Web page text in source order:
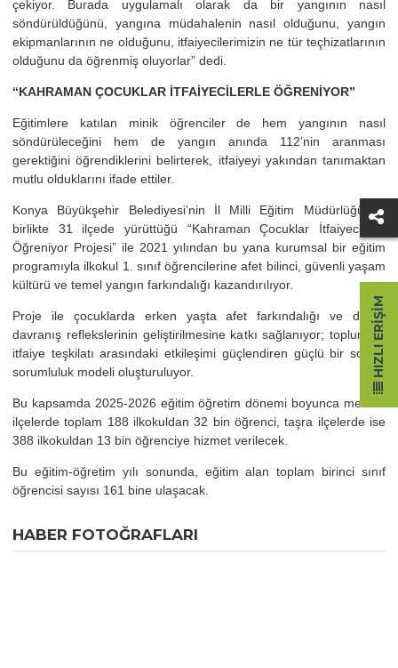
çekiyor. Burada uygulamalı olarak da bir yangının nasıl
söndürüldüğünü, yangına müdahalenin nasıl olduğunu, yangın
ekipmanlarının ne olduğunu, itfaiyecilerimizin ne tür teçhizatlarının
olduğunu da öğrenmiş oluyorlar” dedi.
“KAHRAMAN ÇOCUKLAR İTFAİYECİLERLE ÖĞRENİYOR”
Eğitimlere katılan minik öğrenciler de hem yangının nasıl
söndürüleceğini hem de yangın anında 112’nin aranması
gerektiğini öğrendiklerini belirterek, itfaiyeyi yakından tanımaktan
mutlu olduklarını ifade ettiler.
Konya Büyükşehir Belediyesi’nin İl Milli Eğitim Müdürlüğü ile
birlikte 31 ilçede yürüttüğü “Kahraman Çocuklar İtfaiyecilerle
Öğreniyor Projesi” ile 2021 yılından bu yana kurumsal bir eğitim
programıyla ilkokul 1. sınıf öğrencilerine afet bilinci, güvenli yaşam
kültürü ve temel yangın farkındalığı kazandırılıyor.
Proje ile çocuklarda erken yaşta afet farkındalığı ve doğru
davranış reflekslerinin geliştirilmesine katkı sağlanıyor; toplum ile
itfaiye teşkilatı arasındaki etkileşimi güçlendiren güçlü bir sosyal
sorumluluk modeli oluşturuluyor.
Bu kapsamda 2025-2026 eğitim öğretim dönemi boyunca merkez
ilçelerde toplam 188 ilkokuldan 32 bin öğrenci, taşra ilçelerde ise
388 ilkokuldan 13 bin öğrenciye hizmet verilecek.
Bu eğitim-öğretim yılı sonunda, eğitim alan toplam birinci sınıf
öğrencisi sayısı 161 bine ulaşacak.
HABER FOTOĞRAFLARI
HIZLI ERIŞIM